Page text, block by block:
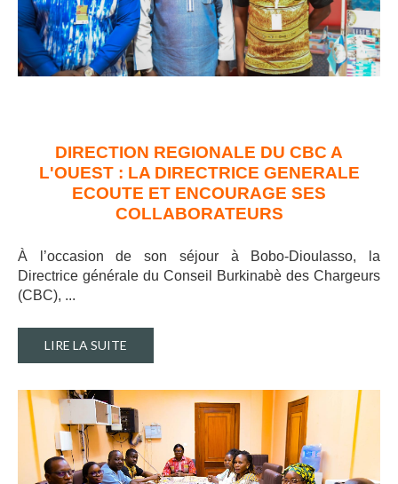
DIRECTION REGIONALE DU CBC A
L'OUEST : LA DIRECTRICE GENERALE
ECOUTE ET ENCOURAGE SES
COLLABORATEURS
À l’occasion de son séjour à Bobo-Dioulasso, la
Directrice générale du Conseil Burkinabè des Chargeurs
(CBC), ...
LIRE LA SUITE